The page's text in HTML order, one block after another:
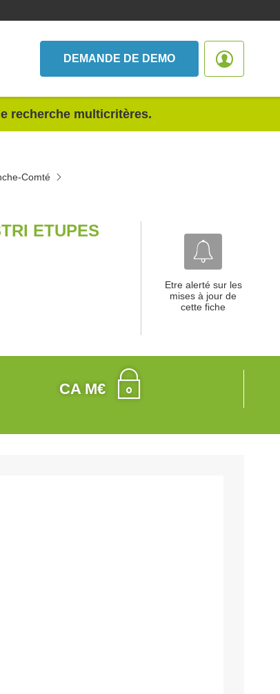
DEMANDE DE DEMO
recherche multicritères.
Comté
ETUPES
Etre alerté sur les
mises à jour de
cette fiche
CA M€